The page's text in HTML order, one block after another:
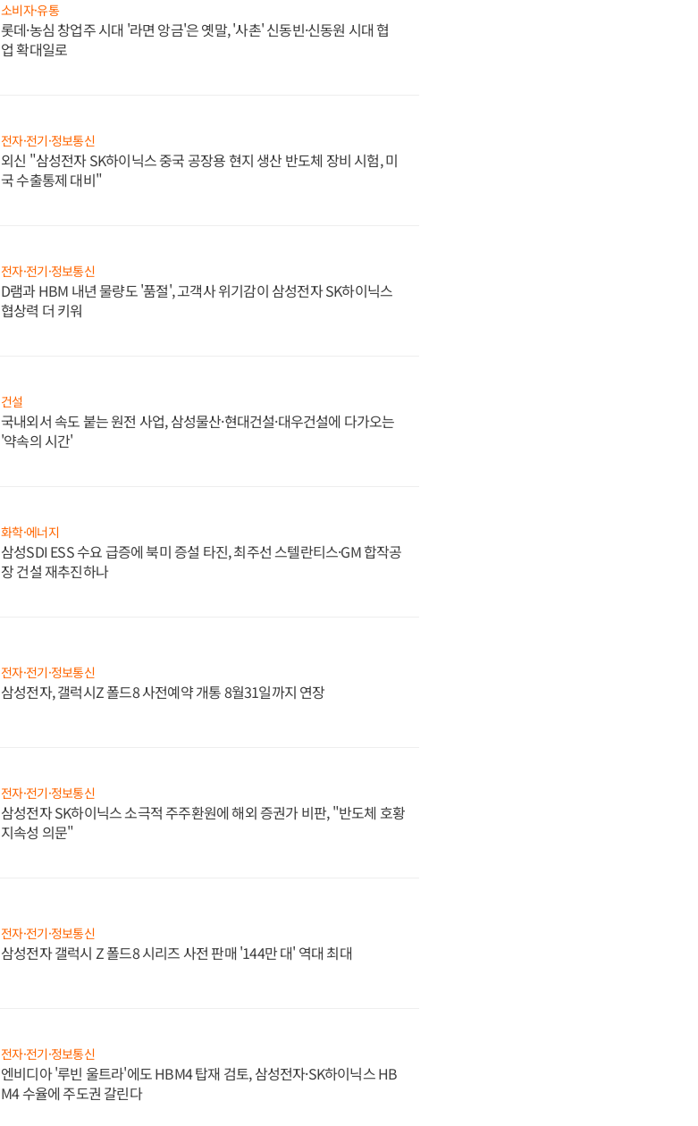
소비자·유통
롯데·농심 창업주 시대 '라면 앙금'은 옛말, '사촌' 신동빈·신동원 시대 협
업 확대일로
전자·전기·정보통신
외신 "삼성전자 SK하이닉스 중국 공장용 현지 생산 반도체 장비 시험, 미
국 수출통제 대비"
전자·전기·정보통신
D램과 HBM 내년 물량도 '품절', 고객사 위기감이 삼성전자 SK하이닉스
협상력 더 키워
건설
국내외서 속도 붙는 원전 사업, 삼성물산·현대건설·대우건설에 다가오는
'약속의 시간'
화학·에너지
삼성SDI ESS 수요 급증에 북미 증설 타진, 최주선 스텔란티스·GM 합작공
장 건설 재추진하나
전자·전기·정보통신
삼성전자, 갤럭시Z 폴드8 사전예약 개통 8월31일까지 연장
전자·전기·정보통신
삼성전자 SK하이닉스 소극적 주주환원에 해외 증권가 비판, "반도체 호황
지속성 의문"
전자·전기·정보통신
삼성전자 갤럭시 Z 폴드8 시리즈 사전 판매 '144만 대' 역대 최대
전자·전기·정보통신
엔비디아 '루빈 울트라'에도 HBM4 탑재 검토, 삼성전자·SK하이닉스 HB
M4 수율에 주도권 갈린다